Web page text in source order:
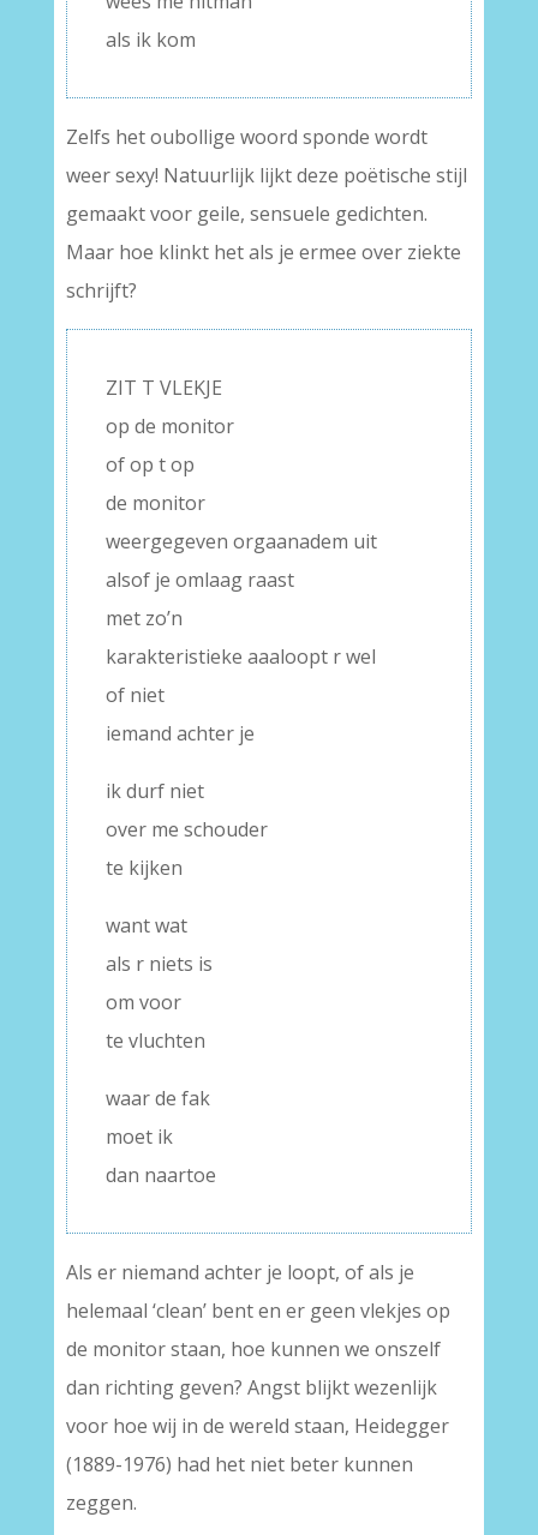
als ik kom
Zelfs het oubollige woord sponde wordt
weer sexy! Natuurlijk lijkt deze poëtische stijl
gemaakt voor geile, sensuele gedichten.
Maar hoe klinkt het als je ermee over ziekte
schrijft?
ZIT T VLEKJE
op de monitor
of op t op
de monitor
weergegeven orgaanadem uit
alsof je omlaag raast
met zo’n
karakteristieke aaaloopt r wel
of niet
iemand achter je
ik durf niet
over me schouder
te kijken
want wat
als r niets is
om voor
te vluchten
waar de fak
moet ik
dan naartoe
Als er niemand achter je loopt, of als je
helemaal ‘clean’ bent en er geen vlekjes op
de monitor staan, hoe kunnen we onszelf
dan richting geven? Angst blijkt wezenlijk
voor hoe wij in de wereld staan, Heidegger
(1889-1976) had het niet beter kunnen
zeggen.